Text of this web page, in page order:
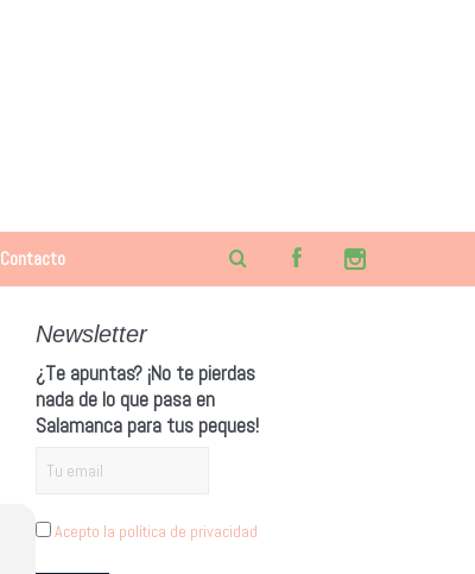
Contacto
Newsletter
¿Te apuntas? ¡No te pierdas
nada de lo que pasa en
Salamanca para tus peques!
Acepto la política de privacidad